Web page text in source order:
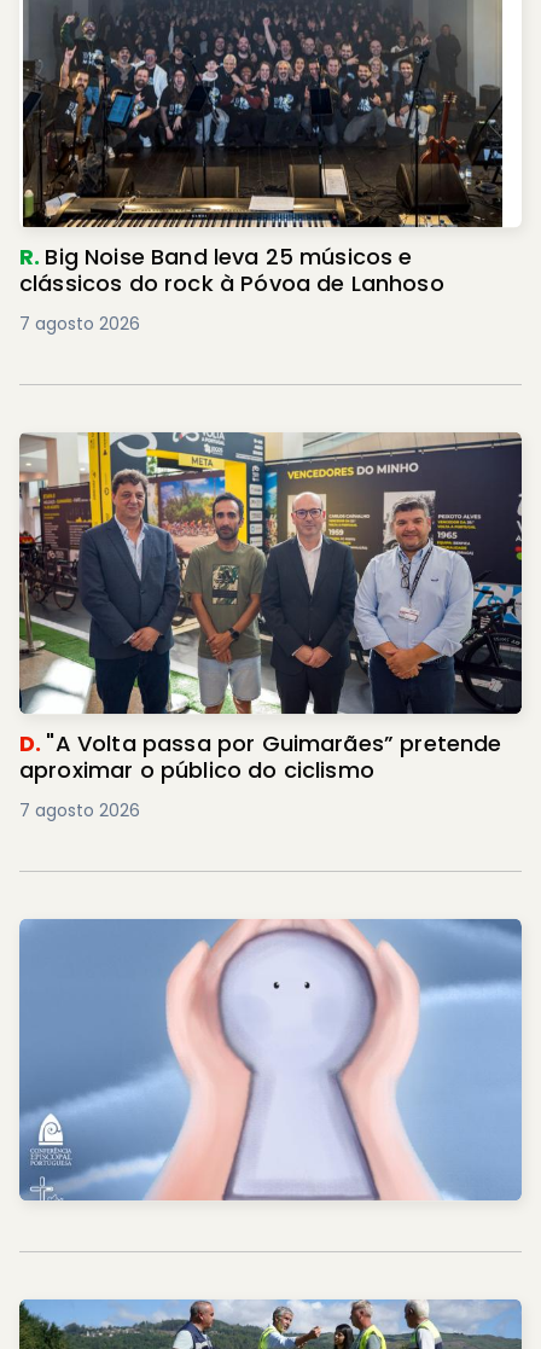
R. Big Noise Band leva 25 músicos e
clássicos do rock à Póvoa de Lanhoso
7 agosto 2026
D. "A Volta passa por Guimarães” pretende
aproximar o público do ciclismo
7 agosto 2026